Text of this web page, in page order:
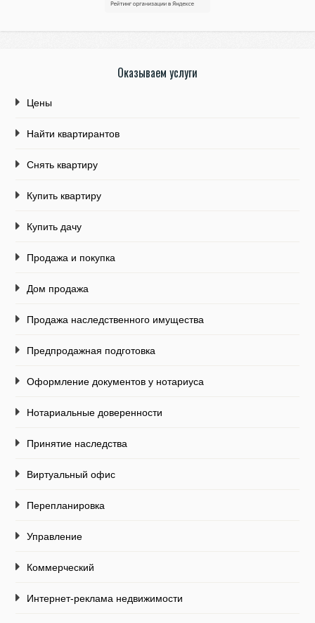
Оказываем услуги
Цены
Найти квартирантов
Снять квартиру
Купить квартиру
Купить дачу
Продажа и покупка
Дом продажа
Продажа наследственного имущества
Предпродажная подготовка
Оформление документов у нотариуса
Нотариальные доверенности
Принятие наследства
Виртуальный офис
Перепланировка
Управление
Коммерческий
Интернет-реклама недвижимости